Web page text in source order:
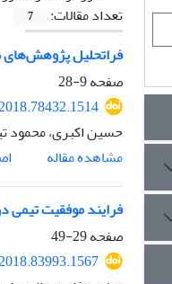
تعداد مقالات:
7
فراتحلیل پژوهش‌های
صفحه9-28
حسین اکبری، محمود
مشاهده مقاله
فرایند موفقیت تیمی
صفحه29-49